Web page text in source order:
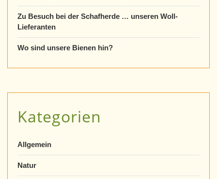
Zu Besuch bei der Schafherde … unseren Woll-
Lieferanten
Wo sind unsere Bienen hin?
Kategorien
Allgemein
Natur